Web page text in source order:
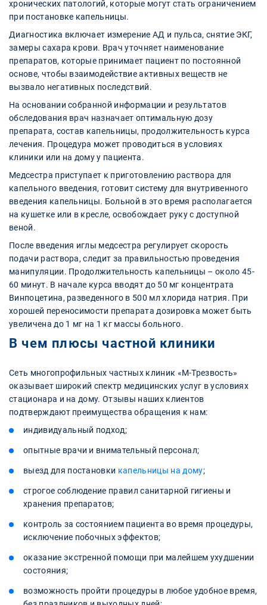
хронических патологий, которые могут стать ограничением
при постановке капельницы.
Диагностика включает измерение АД и пульса, снятие ЭКГ,
замеры сахара крови. Врач уточняет наименование
препаратов, которые принимает пациент по постоянной
основе, чтобы взаимодействие активных веществ не
вызвало негативных последствий.
На основании собранной информации и результатов
обследования врач назначает оптимальную дозу
препарата, состав капельницы, продолжительность курса
лечения. Процедура может проводиться в условиях
клиники или на дому у пациента.
Медсестра приступает к приготовлению раствора для
капельного введения, готовит систему для внутривенного
введения капельницы. Больной в это время располагается
на кушетке или в кресле, освобождает руку с доступной
веной.
После введения иглы медсестра регулирует скорость
подачи раствора, следит за правильностью проведения
манипуляции. Продолжительность капельницы – около 45-
60 минут. В начале курса вводят до 50 мг концентрата
Винпоцетина, разведенного в 500 мл хлорида натрия. При
хорошей переносимости препарата дозировка может быть
увеличена до 1 мг на 1 кг массы больного.
В чем плюсы частной клиники
Сеть многопрофильных частных клиник «М-Трезвость»
оказывает широкий спектр медицинских услуг в условиях
стационара и на дому. Отзывы наших клиентов
подтверждают преимущества обращения к нам:
индивидуальный подход;
опытные врачи и внимательный персонал;
выезд для постановки капельницы на дому;
строгое соблюдение правил санитарной гигиены и
хранения препаратов;
контроль за состоянием пациента во время процедуры,
исключение побочных эффектов;
оказание экстренной помощи при малейшем ухудшении
состояния;
возможность пройти процедуры в любое удобное время,